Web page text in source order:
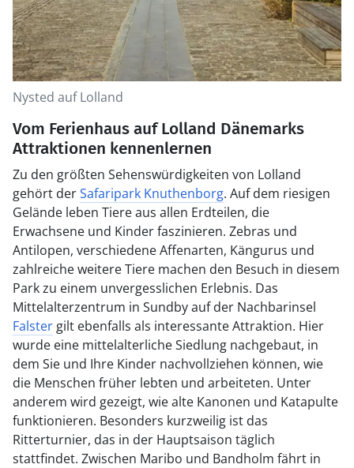
Nysted auf Lolland
Vom Ferienhaus auf Lolland Dänemarks
Attraktionen kennenlernen
Zu den größten Sehenswürdigkeiten von Lolland
gehört derSafaripark Knuthenborg. Auf dem riesigen
Gelände leben Tiere aus allen Erdteilen, die
Erwachsene und Kinder faszinieren. Zebras und
Antilopen, verschiedene Affenarten, Kängurus und
zahlreiche weitere Tiere machen den Besuch in diesem
Park zu einem unvergesslichen Erlebnis. Das
Mittelalterzentrum in Sundby auf der Nachbarinsel
Falster gilt ebenfalls als interessante Attraktion. Hier
wurde eine mittelalterliche Siedlung nachgebaut, in
dem Sie und Ihre Kinder nachvollziehen können, wie
die Menschen früher lebten und arbeiteten. Unter
anderem wird gezeigt, wie alte Kanonen und Katapulte
funktionieren. Besonders kurzweilig ist das
Ritterturnier, das in der Hauptsaison täglich
stattfindet. Zwischen Maribo und Bandholm fährt in